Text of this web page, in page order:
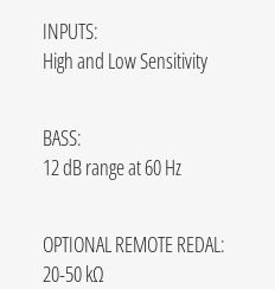
INPUTS:
High and Low Sensitivity
BASS:
12 dB range at 60 Hz
OPTIONAL REMOTE REDAL:
20-50 kΩ